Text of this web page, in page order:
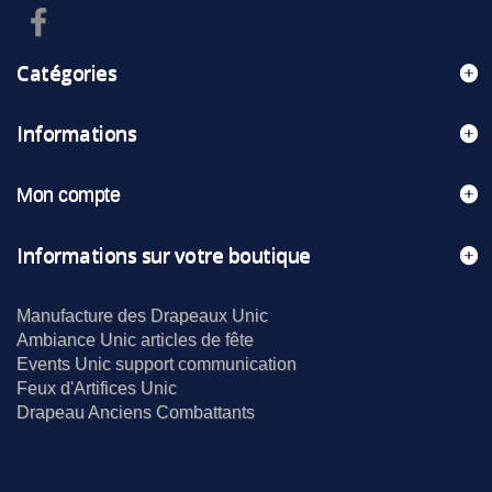
Catégories
Informations
Mon compte
Informations sur votre boutique
Manufacture des Drapeaux Unic
Ambiance Unic articles de fête
Events Unic support communication
Feux d'Artifices Unic
Drapeau Anciens Combattants